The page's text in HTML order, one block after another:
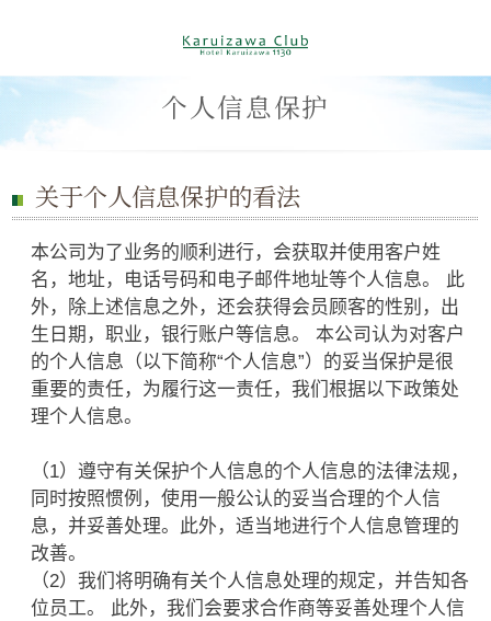
个人信息保护
关于个人信息保护的看法
本公司为了业务的顺利进行，会获取并使用客户姓
名，地址，电话号码和电子邮件地址等个人信息。 此
外，除上述信息之外，还会获得会员顾客的性别，出
生日期，职业，银行账户等信息。 本公司认为对客户
的个人信息（以下简称“个人信息”）的妥当保护是很
重要的责任，为履行这一责任，我们根据以下政策处
理个人信息。
（1）遵守有关保护个人信息的个人信息的法律法规，
同时按照惯例，使用一般公认的妥当合理的个人信
息，并妥善处理。此外，适当地进行个人信息管理的
改善。
（2）我们将明确有关个人信息处理的规定，并告知各
位员工。 此外，我们会要求合作商等妥善处理个人信